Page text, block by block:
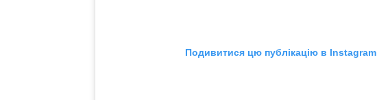
Подивитися цю публікацію в Instagram